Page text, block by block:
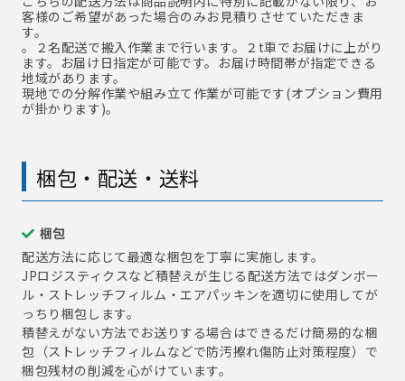
客様のご希望があった場合のみお見積りさせていただきま
す。
。２名配送で搬入作業まで行います。２t車でお届けに上がり
ます。お届け日指定が可能です。お届け時間帯が指定できる
地域があります。
現地での分解作業や組み立て作業が可能です(オプション費用
が掛かります)。
梱包・配送・送料
梱包
配送方法に応じて最適な梱包を丁寧に実施します。
JPロジスティクスなど積替えが生じる配送方法ではダンボー
ル・ストレッチフィルム・エアパッキンを適切に使用してが
っちり梱包します。
積替えがない方法でお送りする場合はできるだけ簡易的な梱
包（ストレッチフィルムなどで防汚擦れ傷防止対策程度）で
梱包残材の削減を心がけています。